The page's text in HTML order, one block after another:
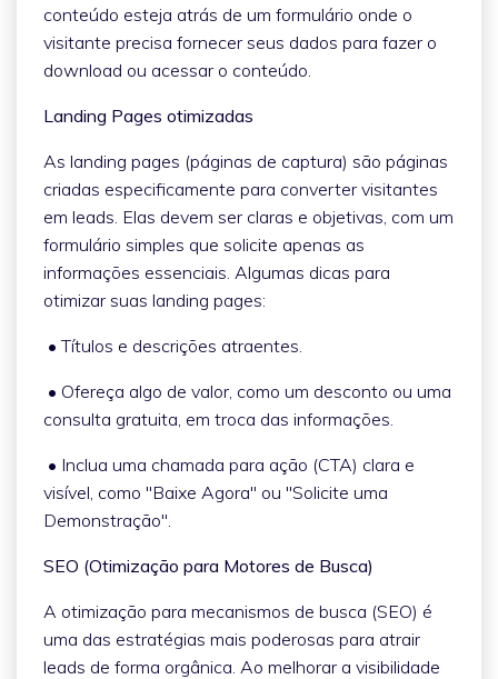
conteúdo esteja atrás de um formulário onde o
visitante precisa fornecer seus dados para fazer o
download ou acessar o conteúdo.
Landing Pages otimizadas
As landing pages (páginas de captura) são páginas
criadas especificamente para converter visitantes
em leads. Elas devem ser claras e objetivas, com um
formulário simples que solicite apenas as
informações essenciais. Algumas dicas para
otimizar suas landing pages:
• Títulos e descrições atraentes.
• Ofereça algo de valor, como um desconto ou uma
consulta gratuita, em troca das informações.
• Inclua uma chamada para ação (CTA) clara e
visível, como "Baixe Agora" ou "Solicite uma
Demonstração".
SEO (Otimização para Motores de Busca)
A otimização para mecanismos de busca (SEO) é
uma das estratégias mais poderosas para atrair
leads de forma orgânica. Ao melhorar a visibilidade